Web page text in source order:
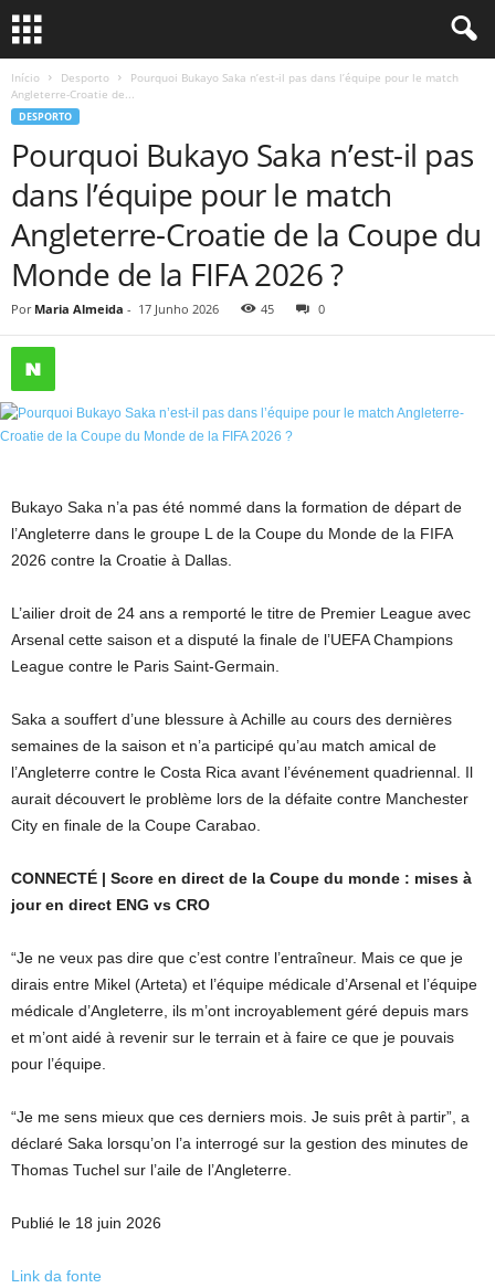
Início Desporto
Pourquoi Bukayo Saka n’est-il pas dans l’équipe pour le match
Angleterre-Croatie de...
DESPORTO
Pourquoi Bukayo Saka n’est-il pas
dans l’équipe pour le match
Angleterre-Croatie de la Coupe du
Monde de la FIFA 2026 ?
Por Maria Almeida - 17 Junho 2026 45 0
Bukayo Saka n’a pas été nommé dans la formation de départ de
l’Angleterre dans le groupe L de la Coupe du Monde de la FIFA
2026 contre la Croatie à Dallas.
L’ailier droit de 24 ans a remporté le titre de Premier League avec
Arsenal cette saison et a disputé la finale de l’UEFA Champions
League contre le Paris Saint-Germain.
Saka a souffert d’une blessure à Achille au cours des dernières
semaines de la saison et n’a participé qu’au match amical de
l’Angleterre contre le Costa Rica avant l’événement quadriennal. Il
aurait découvert le problème lors de la défaite contre Manchester
City en finale de la Coupe Carabao.
CONNECTÉ | Score en direct de la Coupe du monde : mises à
jour en direct ENG vs CRO
“Je ne veux pas dire que c’est contre l’entraîneur. Mais ce que je
dirais entre Mikel (Arteta) et l’équipe médicale d’Arsenal et l’équipe
médicale d’Angleterre, ils m’ont incroyablement géré depuis mars
et m’ont aidé à revenir sur le terrain et à faire ce que je pouvais
pour l’équipe.
“Je me sens mieux que ces derniers mois. Je suis prêt à partir”, a
déclaré Saka lorsqu’on l’a interrogé sur la gestion des minutes de
Thomas Tuchel sur l’aile de l’Angleterre.
Publié le 18 juin 2026
Link da fonte